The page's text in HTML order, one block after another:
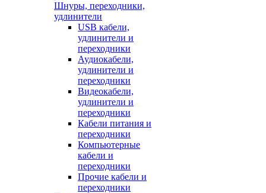
Шнуры, переходники,
удлинители
USB кабели,
удлинители и
переходники
Аудиокабели,
удлинители и
переходники
Видеокабели,
удлинители и
переходники
Кабели питания и
переходники
Компьютерные
кабели и
переходники
Прочие кабели и
переходники